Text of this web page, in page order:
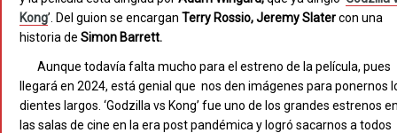
Kong’. Del guion se encargan Terry Rossio, Jeremy Slatercon una
historia de Simon Barrett.
Aunque todavía falta mucho para el estreno de la película, pues
llegará en 2024, está genial que nos den imágenes para ponernos
dientes largos. ‘Godzilla vs Kong’ fue uno de los grandes estrenos
las salas de cine en la era post pandémica y logró sacarnos a todos